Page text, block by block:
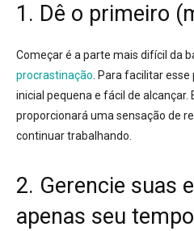
1. Dê o primeiro
Começar é a parte mais difícil da
procrastinação. Para facilitar esse
inicial pequena e fácil de alcançar.
proporcionará uma sensação de
continuar trabalhando.
2. Gerencie suas
apenas seu